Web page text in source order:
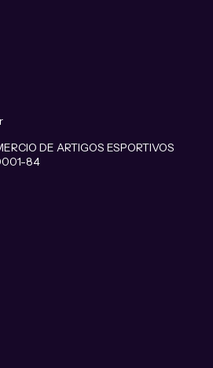
DE ARTIGOS ESPORTIVOS
84